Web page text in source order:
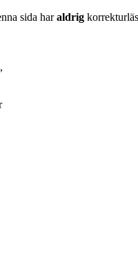
sida haraldrig